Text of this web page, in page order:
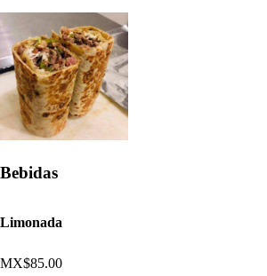
Bebidas
Limonada
MX$85.00